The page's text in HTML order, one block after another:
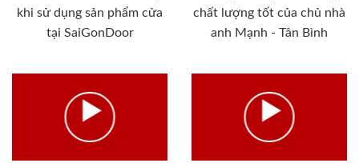
khi sử dụng sản phẩm cửa
tại SaiGonDoor
chất lượng tốt của chủ nhà
anh Mạnh - Tân Bình